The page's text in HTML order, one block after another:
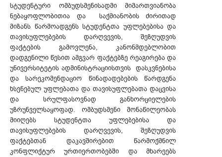
სტუდენტური ომბუდსმენისადმი მიმართვიანობა
ნებაყოფლობითია და საქმიანობის ძირითად
მიზანს წარმოადგენს სტუდენტთა უფლებებისა და
თავისუფლებების დარღვევის, შეზღუდვის
ფაქტების გამოვლენა, კანონმდებლობით
დადგენილი წესით ამგვარ ფაქტებზე რეაგირება და
უნივერსიტეტის ადმინისტრაციისთვის დასკვნებისა
და სარეკომენდაციო წინადადებების წარდგენა
ხსენებულ უფლებათა და თავისუფლებათა დაცვისა
და სრულფასოვნად განხორციელების
უზრუნველსაყოფად. ომბუდსმენი მონაწილეობას
მიიღებს სტუდენტთა უფლებებისა და
თავისუფლებების დარღვევის, შეზღუდვის
ფაქტებთან დაკავშირებით წარმოქმნილ
კონფლიქტურ ურთიერთობებში და მხარეებს